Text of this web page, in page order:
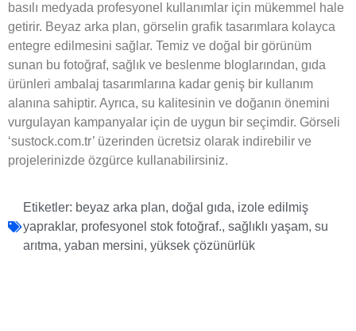
basılı medyada profesyonel kullanımlar için mükemmel hale
getirir. Beyaz arka plan, görselin grafik tasarımlara kolayca
entegre edilmesini sağlar. Temiz ve doğal bir görünüm
sunan bu fotoğraf, sağlık ve beslenme bloglarından, gıda
ürünleri ambalaj tasarımlarına kadar geniş bir kullanım
alanına sahiptir. Ayrıca, su kalitesinin ve doğanın önemini
vurgulayan kampanyalar için de uygun bir seçimdir. Görseli
‘sustock.com.tr’ üzerinden ücretsiz olarak indirebilir ve
projelerinizde özgürce kullanabilirsiniz.
Etiketler: beyaz arka plan, doğal gıda, izole edilmiş
yapraklar, profesyonel stok fotoğraf., sağlıklı yaşam, su
arıtma, yaban mersini, yüksek çözünürlük